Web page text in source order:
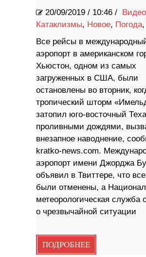
20/09/2019 / 10:46 / Видео
Катаклизмы, Новое, Погода,
Все рейсы в
аэропорт в американском
Хьюстон, одном из самых
загруженных в США, были
остановлены во вторник,
тропический шторм
затопил юго-восточный
проливными дождями,
внезапное наводнение,
kratko-news.com.
аэропорт имени Джорджа
объявил в Твиттере, что
были отменены, а
метеорологическая служба
о чрезвычайной ситуации
ПОДРОБНЕЕ